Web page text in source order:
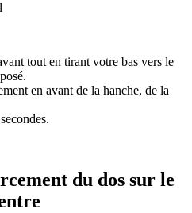
tout en tirant votre bas vers le
en avant de la hanche, de la
du dos sur le